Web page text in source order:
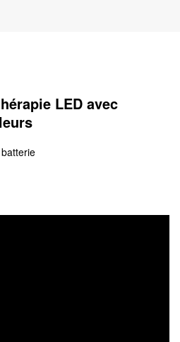
LED avec